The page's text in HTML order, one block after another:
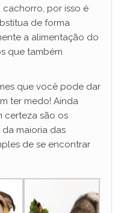
cachorro, por isso é
de forma
a alimentação do
que também
que você pode dar
ter medo! Ainda
certeza são os
da maioria das
de se encontrar